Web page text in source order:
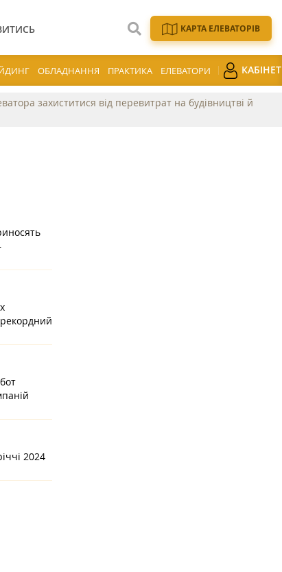
КАРТА ЕЛЕВАТОРІВ
ОБЛАДНАННЯ ПРАКТИКА ЕЛЕВАТОРИ КАБІНЕТ
захиститися від перевитрат на будівництві й
2024